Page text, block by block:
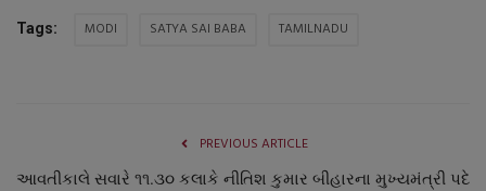
સ્વાસ્થ્ય
Tags: MODI SATYA SAI BABA TAMILNADU
PREVIOUS ARTICLE
આવતીકાલે સવારે ૧૧.૩૦ કલાકે નીતિશ કુમાર બીહારના મુખ્યમંત્રી પદે